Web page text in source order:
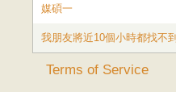
媒碩一
我朋友將近10個小時都找不
Terms of Service